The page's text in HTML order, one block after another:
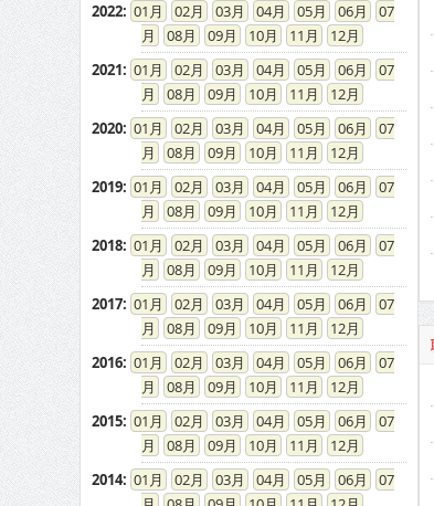
2022: 01 02 03 04 05 06
07
08
09 10 11
12
2021: 01 02 03 04 05 06
07
08
09 10 11
12
2020: 01 02 03 04 05 06
07
08
09 10 11
12
2019: 01 02 03 04 05 06
07
08
09 10 11
12
2018: 01 02 03 04 05 06
07
08
09 10 11
12
2017: 01 02 03 04 05 06
07
08
09 10 11
12
2016: 01 02 03 04 05 06
07
08
09 10 11
12
2015: 01 02 03 04 05 06
07
08
09 10 11
12
2014: 01 02 03 04 05 06
07